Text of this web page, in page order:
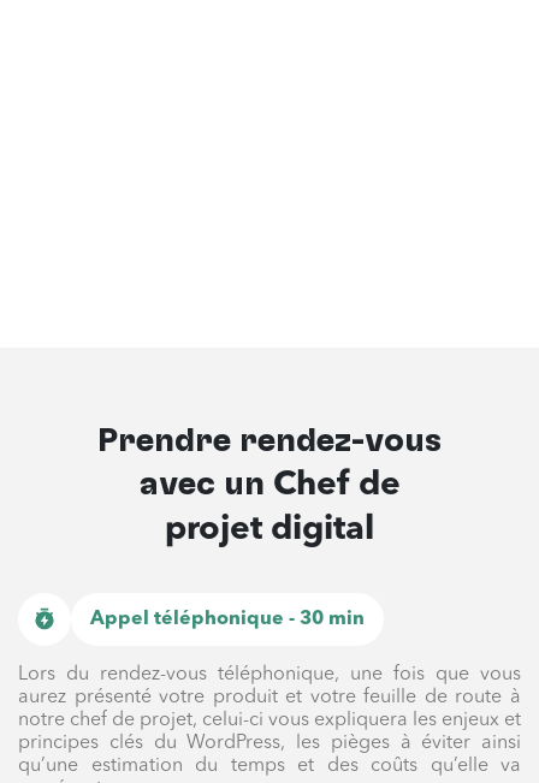
Prendre rendez-vous
avec un Chef de
projet digital
Appel téléphonique - 30 min
Lors du rendez-vous téléphonique, une fois que vous
aurez présenté votre produit et votre feuille de route à
notre chef de projet, celui-ci vous expliquera les enjeux et
principes clés du WordPress, les pièges à éviter ainsi
qu’une estimation du temps et des coûts qu’elle va